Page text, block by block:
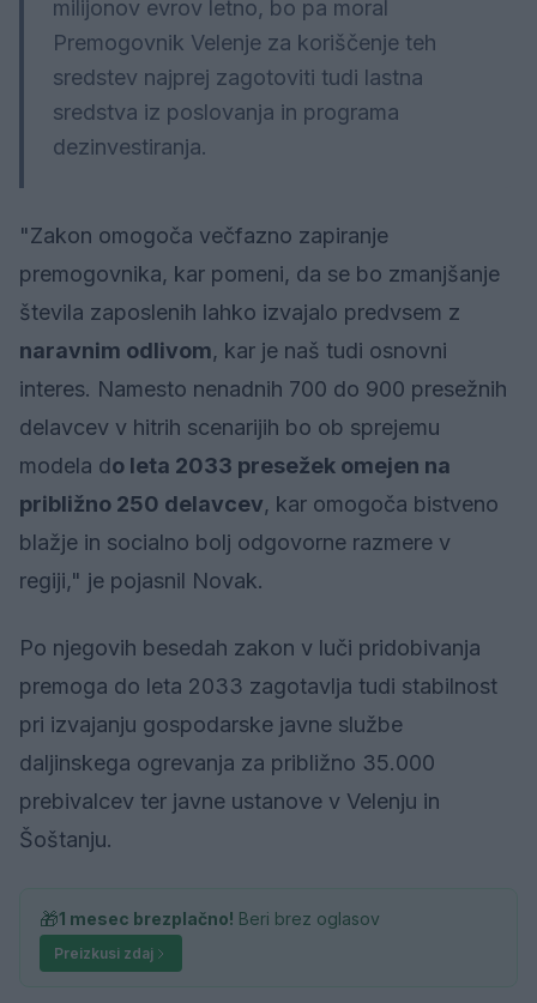
milijonov evrov letno, bo pa moral
Premogovnik Velenje za koriščenje teh
sredstev najprej zagotoviti tudi lastna
sredstva iz poslovanja in programa
dezinvestiranja.
"Zakon omogoča večfazno zapiranje
premogovnika, kar pomeni, da se bo zmanjšanje
števila zaposlenih lahko izvajalo predvsem z
naravnim odlivom, kar je naš tudi osnovni
interes. Namesto nenadnih 700 do 900 presežnih
delavcev v hitrih scenarijih bo ob sprejemu
modela do leta 2033 presežek omejen na
približno 250 delavcev, kar omogoča bistveno
blažje in socialno bolj odgovorne razmere v
regiji," je pojasnil Novak.
Po njegovih besedah zakon v luči pridobivanja
premoga do leta 2033 zagotavlja tudi stabilnost
pri izvajanju gospodarske javne službe
daljinskega ogrevanja za približno 35.000
prebivalcev ter javne ustanove v Velenju in
Šoštanju.
🎁1 mesec brezplačno! Beri brez oglasov
Preizkusi zdaj